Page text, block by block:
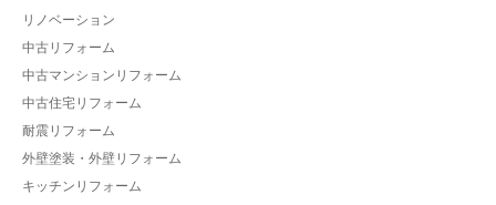
リノベーション
中古リフォーム
中古マンションリフォーム
中古住宅リフォーム
耐震リフォーム
外壁塗装・外壁リフォーム
キッチンリフォーム